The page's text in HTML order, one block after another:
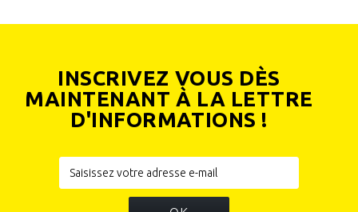
INSCRIVEZ VOUS DÈS
MAINTENANT À LA LETTRE
D'INFORMATIONS !